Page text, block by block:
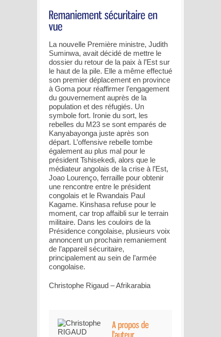
La nouvelle Première ministre, Judith
Suminwa, avait décidé de mettre le
dossier du retour de la paix à l’Est sur
le haut de la pile. Elle a même effectué
son premier déplacement en province
à Goma pour réaffirmer l’engagement
du gouvernement auprès de la
population et des réfugiés. Un
symbole fort. Ironie du sort, les
rebelles du M23 se sont emparés de
Kanyabayonga juste après son
départ. L’offensive rebelle tombe
également au plus mal pour le
président Tshisekedi, alors que le
médiateur angolais de la crise à l’Est,
Joao Lourenço, ferraille pour obtenir
une rencontre entre le président
congolais et le Rwandais Paul
Kagame. Kinshasa refuse pour le
moment, car trop affaibli sur le terrain
militaire. Dans les couloirs de la
Présidence congolaise, plusieurs voix
annoncent un prochain remaniement
de l’appareil sécuritaire,
principalement au sein de l’armée
congolaise.
Christophe Rigaud – Afrikarabia